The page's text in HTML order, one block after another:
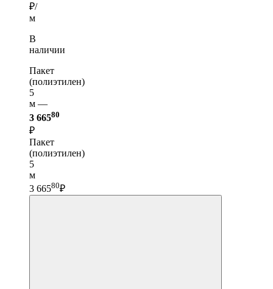
₽/
м
В
наличии
Пакет
(полиэтилен)
5
м —
3 66580
₽
Пакет
(полиэтилен)
5
м
3 66580₽